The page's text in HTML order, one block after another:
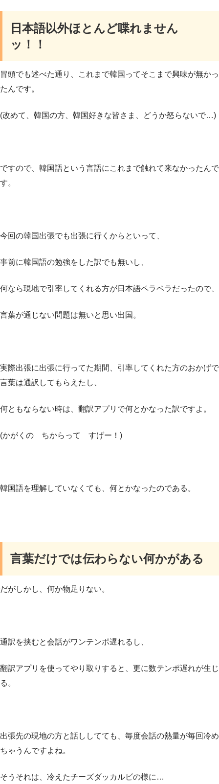
日本語以外ほとんど喋れません
ッ！！
冒頭でも述べた通り、これまで韓国ってそこまで興味が無かっ
たんです。
(改めて、韓国の方、韓国好きな皆さま、どうか怒らないで…)
ですので、韓国語という言語にこれまで触れて来なかったんで
す。
今回の韓国出張でも出張に行くからといって、
事前に韓国語の勉強をした訳でも無いし、
何なら現地で引率してくれる方が日本語ペラペラだったので、
言葉が通じない問題は無いと思い出国。
実際出張に出張に行ってた期間、引率してくれた方のおかげで
言葉は通訳してもらえたし、
何ともならない時は、翻訳アプリで何とかなった訳ですよ。
(かがくの ちからって すげー！)
韓国語を理解していなくても、何とかなったのである。
言葉だけでは伝わらない何かがある
だがしかし、何か物足りない。
通訳を挟むと会話がワンテンポ遅れるし、
翻訳アプリを使ってやり取りすると、更に数テンポ遅れが生じ
る。
出張先の現地の方と話ししてても、毎度会話の熱量が毎回冷め
ちゃうんですよね。
そうそれは、冷えたチーズダッカルビの様に…